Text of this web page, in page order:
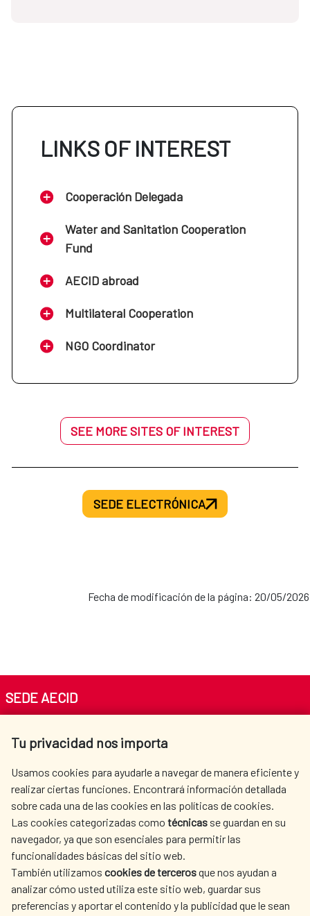
LINKS OF INTEREST
Cooperación Delegada
Water and Sanitation Cooperation
Fund
AECID abroad
Multilateral Cooperation
NGO Coordinator
SEE MORE SITES OF INTEREST
SEDE ELECTRÓNICA
Fecha de modificación de la página: 20/05/2026
Tu privacidad nos importa
Usamos cookies para ayudarle a navegar de manera eficiente y
realizar ciertas funciones. Encontrará información detallada
sobre cada una de las cookies en las políticas de cookies.
Las cookies categorizadas como técnicas se guardan en su
navegador, ya que son esenciales para permitir las
funcionalidades básicas del sitio web.
También utilizamos cookies de tercerosque nos ayudan a
analizar cómo usted utiliza este sitio web, guardar sus
preferencias y aportar el contenido y la publicidad que le sean
SEDE AECID
Tel. +34 900 20 30 54​​​​​​​
AECID
WHERE DO WE COOPERATE?
SPANISH HUMANITARIAN
ACTION
PRESS ROOM
CULTURE AND SCIENCE LIBRARY